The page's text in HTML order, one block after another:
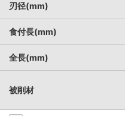
刃径(mm)
食付長(mm)
全長(mm)
被削材